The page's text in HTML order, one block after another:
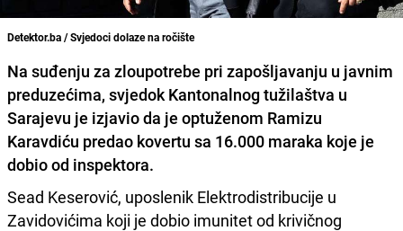
Detektor.ba / Svjedoci dolaze na ročište
Na suđenju za zloupotrebe pri zapošljavanju u javnim
preduzećima, svjedok Kantonalnog tužilaštva u
Sarajevu je izjavio da je optuženom Ramizu
Karavdiću predao kovertu sa 16.000 maraka koje je
dobio od inspektora.
Sead Keserović, uposlenik Elektrodistribucije u
Zavidovićima koji je dobio imunitet od krivičnog